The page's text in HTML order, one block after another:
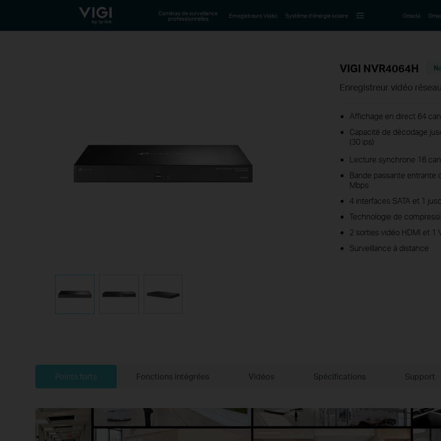
TP-Link, Reliably Smart Caméras de surveillance
professionnelles Enregistreurs Vidéo Système d'énergie solaire Omada
VIGI NVR4064H
Enregistreur vidéo
Affichage en direct 64
Capacité de décodage
(30 ips)
Lecture synchrone 16
Bande passante entrante
Mbps
4 interfaces SATA et 1
Technologie de
2 sorties vidéo HDMI et 1
Surveillance à distance
Points forts Fonctions intégrées Vidéos Spécifications Support